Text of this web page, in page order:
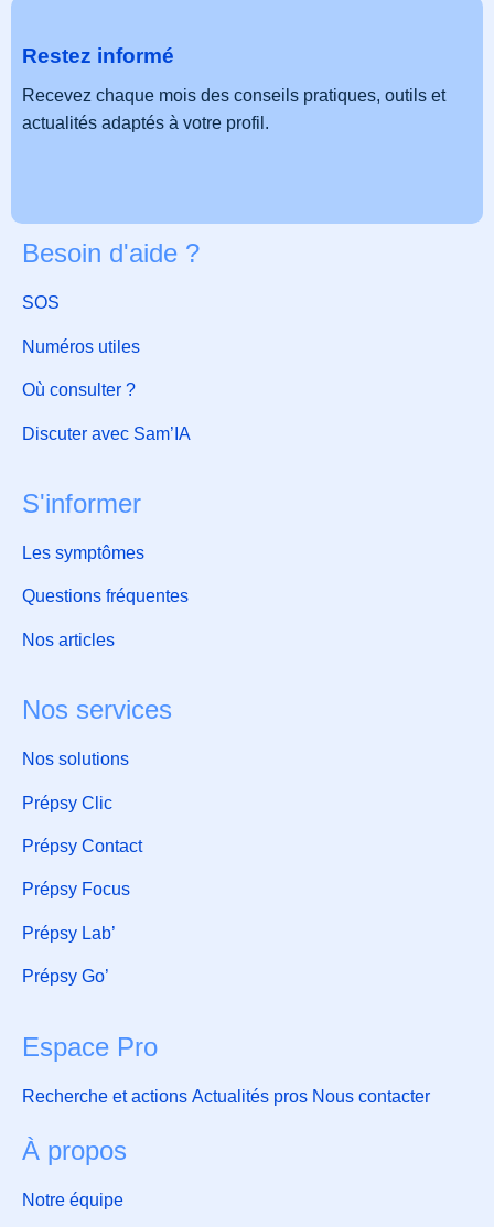
Besoin d'aide ?
SOS
Numéros utiles
Où consulter ?
Discuter avec Sam’IA
S'informer
Les symptômes
Questions fréquentes
Nos articles
Nos services
Nos solutions
Prépsy Clic
Prépsy Contact
Prépsy Focus
Prépsy Lab’
Prépsy Go’
Espace Pro
Recherche et actions Actualités pros Nous contacter
À propos
Notre équipe
Restez informé
Recevez chaque mois des conseils pratiques, outils et
actualités adaptés à votre profil.